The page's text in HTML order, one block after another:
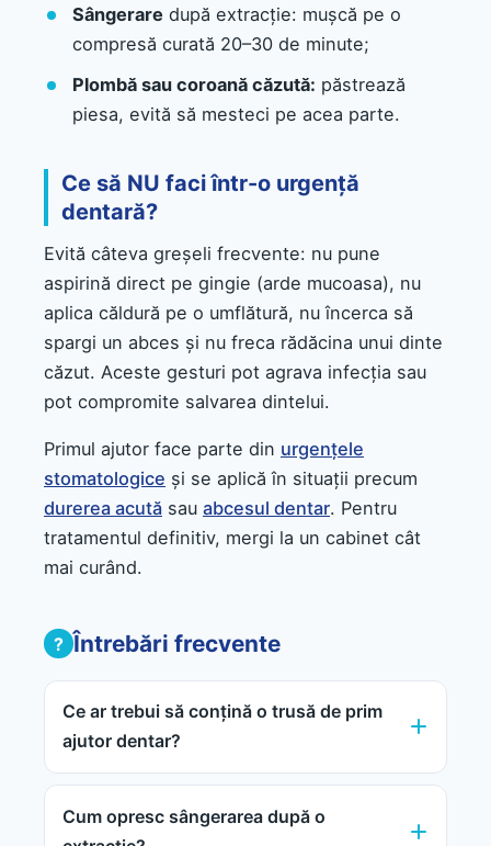
Sângerare după extracție: mușcă pe o
compresă curată 20–30 de minute;
Plombă sau coroană căzută: păstrează
piesa, evită să mesteci pe acea parte.
Ce să NU faci într-o urgență
dentară?
Evită câteva greșeli frecvente: nu pune
aspirină direct pe gingie (arde mucoasa), nu
aplica căldură pe o umflătură, nu încerca să
spargi un abces și nu freca rădăcina unui dinte
căzut. Aceste gesturi pot agrava infecția sau
pot compromite salvarea dintelui.
Primul ajutor face parte din urgențele
stomatologice și se aplică în situații precum
durerea acută sau abcesul dentar. Pentru
tratamentul definitiv, mergi la un cabinet cât
mai curând.
Întrebări frecvente
Ce ar trebui să conțină o trusă de prim
ajutor dentar?
Cum opresc sângerarea după o